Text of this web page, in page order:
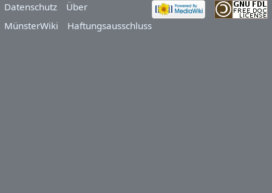
Datenschutz
Über
MünsterWiki
Haftungsausschluss